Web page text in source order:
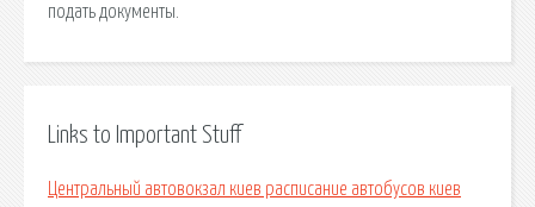
подать документы.
Links to Important Stuff
Центральный автовокзал киев расписание автобусов киев